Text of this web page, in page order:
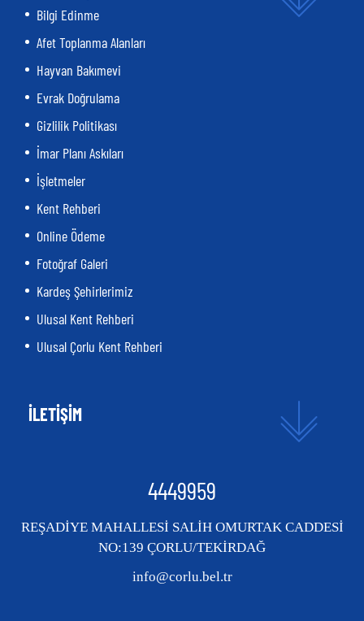
Bilgi Edinme
Afet Toplanma Alanları
Hayvan Bakımevi
Evrak Doğrulama
Gizlilik Politikası
İmar Planı Askıları
İşletmeler
Kent Rehberi
Online Ödeme
Fotoğraf Galeri
Kardeş Şehirlerimiz
Ulusal Kent Rehberi
Ulusal Çorlu Kent Rehberi
İLETİŞİM
4449959
REŞADİYE MAHALLESİ SALİH OMURTAK CADDESİ
NO:139 ÇORLU/TEKİRDAĞ
info@corlu.bel.tr